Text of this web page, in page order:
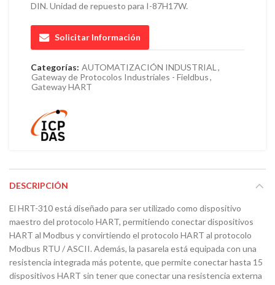
DIN. Unidad de repuesto para I-87H17W.
Solicitar Información
Categorías: AUTOMATIZACIÓN INDUSTRIAL ,
Gateway de Protocolos Industriales - Fieldbus,
Gateway HART
DESCRIPCIÓN
El HRT-310 está diseñado para ser utilizado como dispositivo
maestro del protocolo HART, permitiendo conectar dispositivos
HART al Modbus y convirtiendo el protocolo HART al protocolo
Modbus RTU / ASCII. Además, la pasarela está equipada con una
resistencia integrada más potente, que permite conectar hasta 15
dispositivos HART sin tener que conectar una resistencia externa